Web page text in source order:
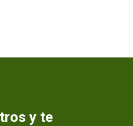
y te